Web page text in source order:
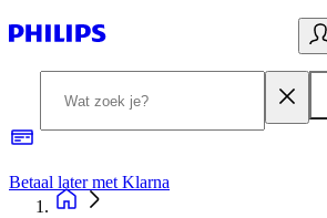
Betaal later met Klarna